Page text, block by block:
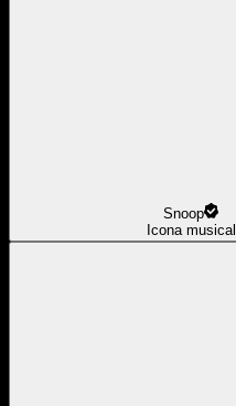
Snoop
Icona musical